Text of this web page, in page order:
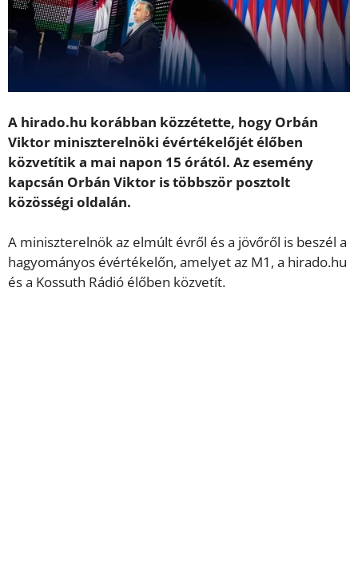
A hirado.hu korábban közzétette, hogy Orbán
Viktor miniszterelnöki évértékelőjét élőben
közvetítik a mai napon 15 órától. Az esemény
kapcsán Orbán Viktor is többször posztolt
közösségi oldalán.
A miniszterelnök az elmúlt évről és a jövőről is beszél a
hagyományos évértékelőn, amelyet az M1, a hirado.hu
és a Kossuth Rádió élőben közvetít.